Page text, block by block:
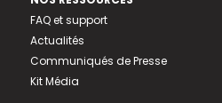
FAQ et support
Actualités
Communiqués de Presse
Kit Média